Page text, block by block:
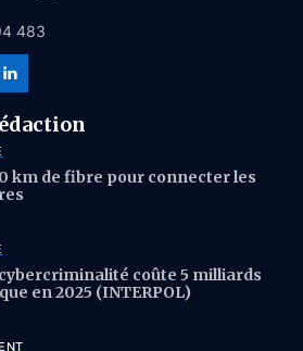
483
km de fibre pour connecter les
coûte 5 milliards
en 2025 (INTERPOL)